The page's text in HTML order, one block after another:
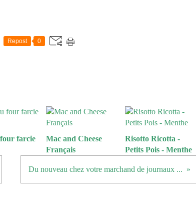
Repost 0
farcie
Mac and Cheese
Français
Risotto Ricotta -
Petits Pois - Menthe
Du nouveau chez votre marchand de journaux ...